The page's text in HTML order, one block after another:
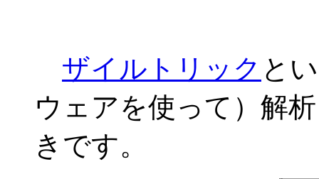
ザイルトリック と
ウェアを使って）解
きです。